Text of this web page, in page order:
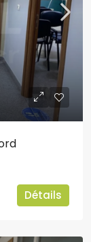
Détails